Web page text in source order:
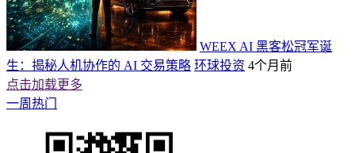
WEEX AI 黑客松冠军诞
生：揭秘人机协作的 AI 交易策略 环球投资 4个月前
点击加载更多
一周热门